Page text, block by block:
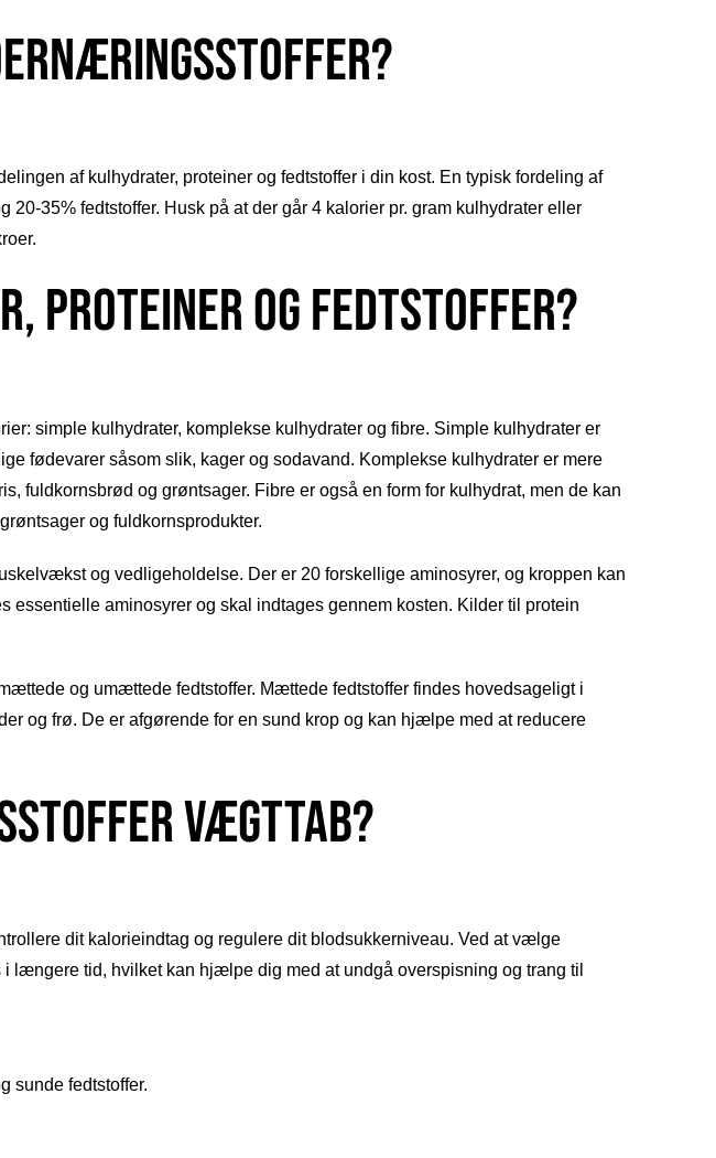
af kulhydrater, proteiner og fedtstoffer i din kost. En typisk fordeling af
35% fedtstoffer. Husk på at der går 4 kalorier pr. gram kulhydrater eller
proteiner og fedtstoffer?
simple kulhydrater, komplekse kulhydrater og fibre. Simple kulhydrater er
fødevarer såsom slik, kager og sodavand. Komplekse kulhydrater er mere
fuldkornsbrød og grøntsager. Fibre er også en form for kulhydrat, men de kan
og fuldkornsprodukter.
og vedligeholdelse. Der er 20 forskellige aminosyrer, og kroppen kan
essentielle aminosyrer og skal indtages gennem kosten. Kilder til protein
og umættede fedtstoffer. Mættede fedtstoffer findes hovedsageligt i
og frø. De er afgørende for en sund krop og kan hjælpe med at reducere
vægttab?
dit kalorieindtag og regulere dit blodsukkerniveau. Ved at vælge
længere tid, hvilket kan hjælpe dig med at undgå overspisning og trang til
sunde fedtstoffer.